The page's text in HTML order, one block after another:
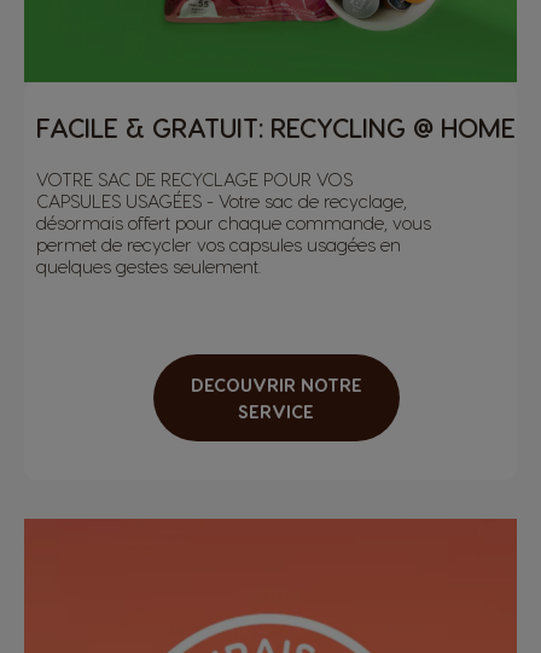
FACILE & GRATUIT: RECYCLING @ HOME
VOTRE SAC DE RECYCLAGE POUR VOS
CAPSULES USAGÉES - Votre sac de recyclage,
désormais offert pour chaque commande, vous
permet de recycler vos capsules usagées en
quelques gestes seulement.
DECOUVRIR NOTRE
SERVICE